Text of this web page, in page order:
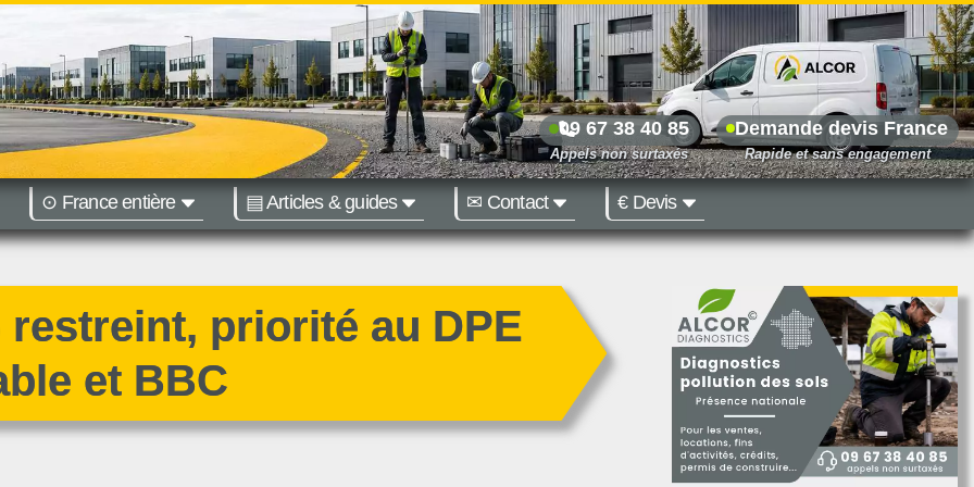
09 67 38 40 85 Demande devis France
⊙ France entière ▤ Articles & guides ✉ Contact € Devis
Bordeaux
restreint, priorité au DPE
et BBC